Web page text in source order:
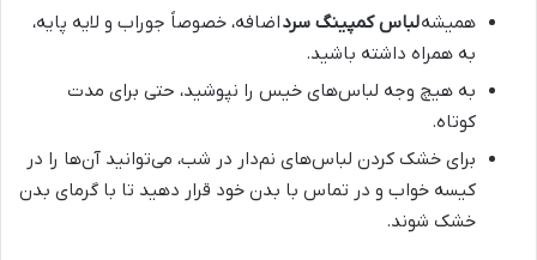
همیشهلباس کمپینگ سرداضافه، خصوصاً جوراب و لایه پایه،
به همراه داشته باشید.
به هیچ وجه لباس‌های خیس را نپوشید، حتی برای مدت
کوتاه.
برای خشک کردن لباس‌های نم‌دار در شب، می‌توانید آن‌ها را در
کیسه خواب و در تماس با بدن خود قرار دهید تا با گرمای بدن
خشک شوند.